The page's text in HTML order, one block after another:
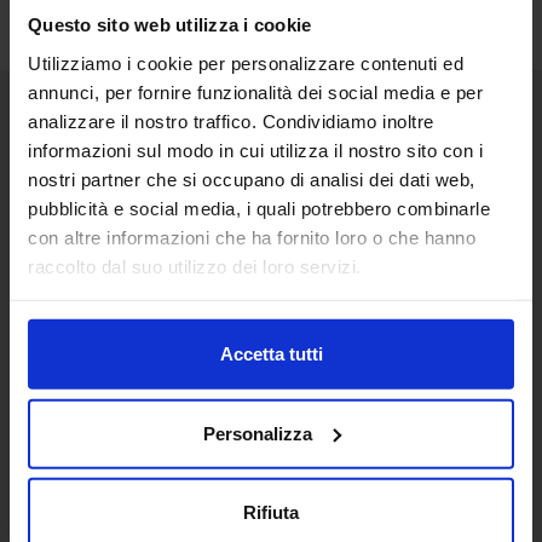
Questo sito web utilizza i cookie
Utilizziamo i cookie per personalizzare contenuti ed
annunci, per fornire funzionalità dei social media e per
analizzare il nostro traffico. Condividiamo inoltre
informazioni sul modo in cui utilizza il nostro sito con i
nostri partner che si occupano di analisi dei dati web,
pubblicità e social media, i quali potrebbero combinarle
con altre informazioni che ha fornito loro o che hanno
raccolto dal suo utilizzo dei loro servizi.
Accetta tutti
Personalizza
Rifiuta
Senaf srl
Via Eritrea 21/A
20157 | Milano | Italia
+ 39 02.332039460
In collaborazione con